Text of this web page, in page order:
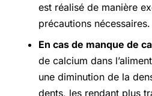
est réalisé de manière
précautions nécessaires.
En cas de manque de
de calcium dans
une diminution de la
dents, les rendant plus